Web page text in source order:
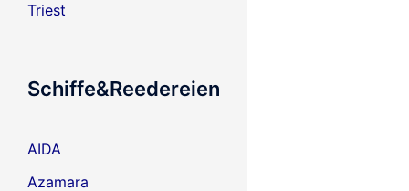
Triest
Schiffe&Reedereien
AIDA
Azamara